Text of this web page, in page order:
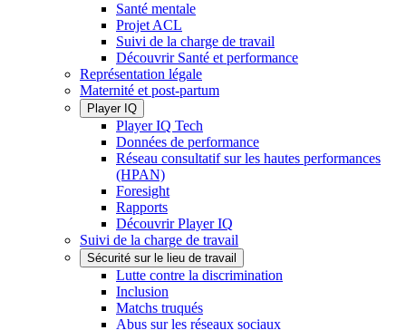
Santé mentale
Projet ACL
Suivi de la charge de travail
Découvrir Santé et performance
Représentation légale
Maternité et post-partum
Player IQ
Player IQ Tech
Données de performance
Réseau consultatif sur les hautes performances
(HPAN)
Foresight
Rapports
Découvrir Player IQ
Suivi de la charge de travail
Sécurité sur le lieu de travail
Lutte contre la discrimination
Inclusion
Matchs truqués
Abus sur les réseaux sociaux